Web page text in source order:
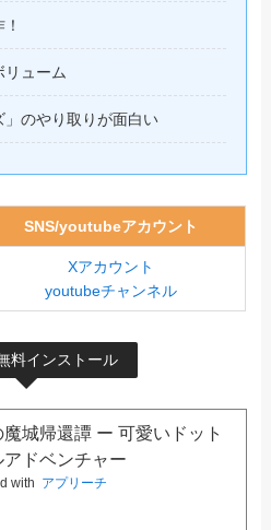
リューム
」のやり取りが面白い
SNS/youtubeアカウント
Xアカウント
youtubeチャンネル
料インストール
魔城帰還譚 ー 可愛いドット
ドベンチャー
with アプリーチ